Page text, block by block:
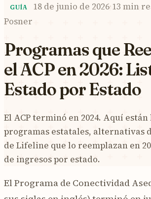
GUÍA 18 de junio de 2026·13 min
Posner
Programas que
el ACP en 2026:
Estado por Estado
El ACP terminó en 2024. Aquí
programas estatales, alternativas
de Lifeline que lo reemplazan en
de ingresos por estado.
El Programa de Conectividad